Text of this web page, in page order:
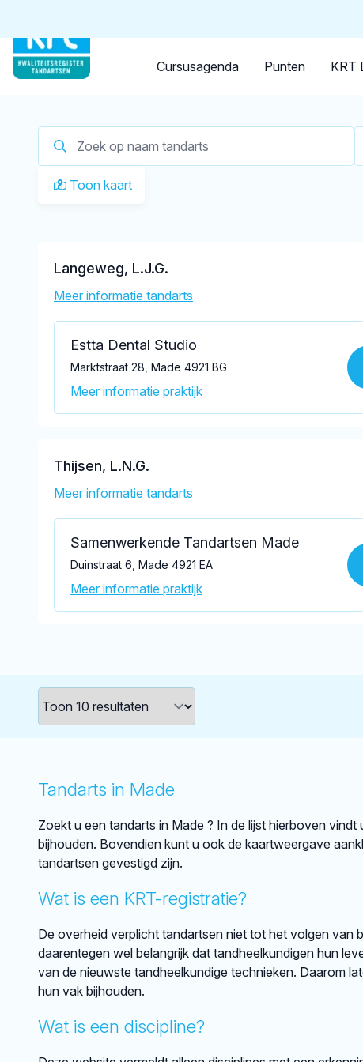
Cursusagenda Punten KRT
Je zoekt een
Toon kaart
Langeweg, L.J.G.
Meer informatie tandarts
Estta Dental Studio
Marktstraat 28, Made 4921 BG
Meer informatie praktijk
Thijsen, L.N.G.
Meer informatie tandarts
Samenwerkende Tandartsen Made
Duinstraat 6, Made 4921 EA
Meer informatie praktijk
Tandarts in Made
Zoekt u een tandarts in Made ? In de lijst hierboven
bijhouden. Bovendien kunt u ook de kaartweergave
tandartsen gevestigd zijn.
Wat is een KRT-registratie?
De overheid verplicht tandartsen niet tot het volgen van
daarentegen wel belangrijk dat tandheelkundigen hun
van de nieuwste tandheelkundige technieken. Daarom
hun vak bijhouden.
Wat is een discipline?